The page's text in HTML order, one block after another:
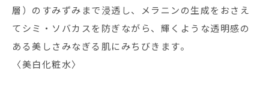
層）のすみずみまで浸透し、メラニンの生成をおさえ
てシミ・ソバカスを防ぎながら、輝くような透明感の
ある美しさみなぎる肌にみちびきます。
〈美白化粧水〉